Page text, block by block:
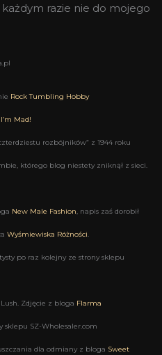
razie nie do mojego
Rock Tumbling Hobby
Mad!
rozbójników” z 1944 roku
którego blog niestety zniknął z sieci.
New Male Fashion, napis zaś dorobił
Wyśmiewiska Różności.
po raz kolejny ze strony sklepu
Zdjęcie z bloga Flarma
sklepu SZ-Wholesaler.com
dla odmiany z bloga Sweet